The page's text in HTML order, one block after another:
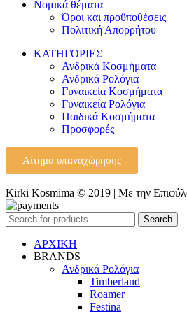
Νομικά θέματα
Όροι και προϋποθέσεις
Πολιτική Απορρήτου
ΚΑΤΗΓΟΡΙΕΣ
Ανδρικά Κοσμήματα
Ανδρικά Ρολόγια
Γυναικεία Κοσμήματα
Γυναικεία Ρολόγια
Παιδικά Κοσμήματα
Προσφορές
Αίτημα υπαναχώρησης
Kirki Kosmima © 2019 | Με την
Search
ΑΡΧΙΚΗ
BRANDS
Ανδρικά Ρολόγια
Timberland
Roamer
Festina